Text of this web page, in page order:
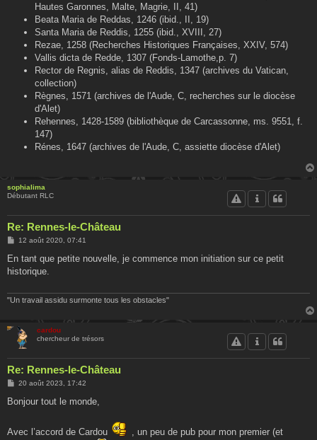
Hautes Garonnes, Malte, Magrie, II, 41)
Beata Maria de Reddas, 1246 (ibid., II, 19)
Santa Maria de Reddis, 1255 (ibid., XVIII, 27)
Rezae, 1258 (Recherches Historiques Françaises, XXIV, 574)
Vallis dicta de Redde, 1307 (Fonds-Lamothe,p. 7)
Rector de Regnis, alias de Reddis, 1347 (archives du Vatican,
collection)
Règnes, 1571 (archives de l'Aude, C, recherches sur le diocèse
d'Alet)
Rehennes, 1428-1589 (bibliothèque de Carcassonne, ms. 9551, f.
147)
Rénes, 1647 (archives de l'Aude, C, assiette diocèse d'Alet)
sophialima
Débutant RLC
Re: Rennes-le-Château
M
s
a
12 août 2020, 07:41
En tant que petite nouvelle, je commence mon initiation sur ce petit
historique.
"Un travail assidu surmonte tous les obstacles"
cardou
chercheur de trésors
Re: Rennes-le-Château
M
s
e
20 août 2023, 17:42
Bonjour tout le monde,
Avec l’accord de Cardou
, un peu de pub pour mon premier (et